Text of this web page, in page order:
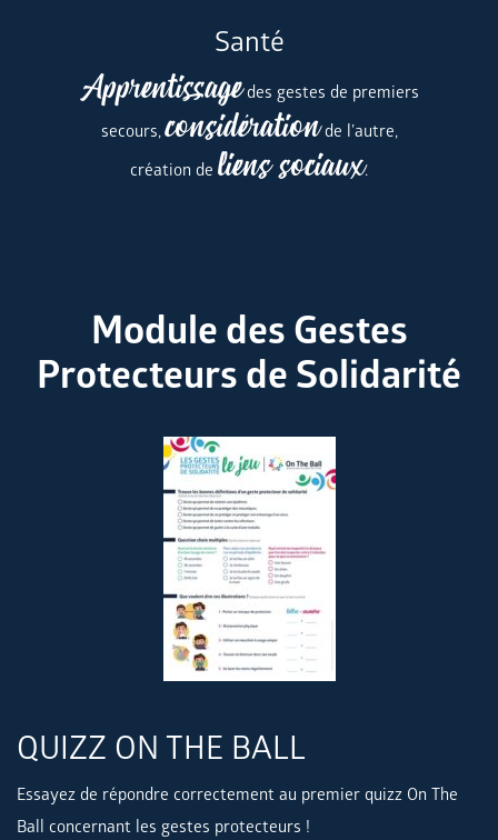
Santé
Apprentissagedes gestes de premiers
secours,considérationde l’autre,
création de liens sociaux.
Module des Gestes
Protecteurs de Solidarité
QUIZZ ON THE BALL
Essayez de répondre correctement au premier quizz On The
Ball concernant les gestes protecteurs !